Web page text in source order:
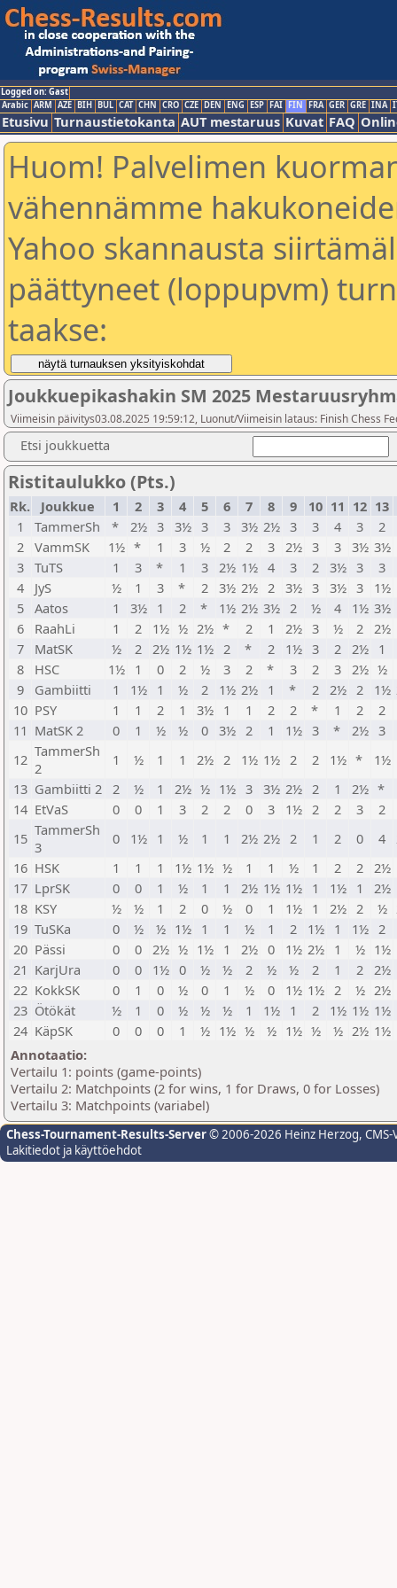
Logged on: Gast
Arabic ARM AZE BIH BUL CAT CHN CRO CZE DEN ENG ESP FAI FIN FRA GER GRE INA
Etusivu Turnaustietokanta AUT mestaruus Kuvat FAQ
Huom! Palvelimen
vähennämme
Yahoo skannausta
päättyneet (loppupvm)
taakse:
Joukkuepikashakin SM 2025
Viimeisin päivitys03.08.2025 19:59:12, Luonut/Viimeisin lataus: Finish Chess
Etsi joukkuetta
Ristitaulukko (Pts.)
Rk. Joukkue 1 2 3 4 5 6 7 8 9 10 11 12 13
1
TammerSh * 2½ 3 3½ 3 3 3½ 2½ 3 3 4 3
2
2 VammSK 1½ * 1 3 ½ 2 2 3 2½ 3 3 3½ 3½
3 TuTS 1 3 * 1 3 2½ 1½ 4 3 2 3½ 3
3
4
JyS ½ 1 3 * 2 3½ 2½ 2 3½ 3 3½ 3
1½
5 Aatos 1 3½ 1 2 * 1½ 2½ 3½ 2 ½ 4 1½ 3½
6
RaahLi 1 2 1½ ½ 2½ * 2 1 2½ 3 ½ 2 2½
7
MatSK ½ 2 2½ 1½ 1½ 2 * 2 1½ 3 2 2½ 1
8
HSC 1½ 1 0 2 ½ 3 2 * 3 2 3 2½ ½
9
Gambiitti 1 1½ 1 ½ 2 1½ 2½ 1 * 2 2½ 2 1½
10 PSY 1 1 2 1 3½ 1 1 2 2 * 1 2
2
11 MatSK 2 0 1 ½ ½ 0 3½ 2 1 1½ 3 * 2½ 3
12 TammerSh
2
1 ½ 1 1 2½ 2 1½ 1½ 2 2 1½ *
1½
13 Gambiitti 2 2 ½ 1 2½ ½ 1½ 3 3½ 2½ 2 1 2½ *
14 EtVaS 0 0 1 3 2 2 0 3 1½ 2 2 3 2
15 TammerSh
3
0 1½ 1 ½ 1 1 2½ 2½ 2 1 2 0 4
16 HSK 1 1 1 1½ 1½ ½ 1 1 ½ 1 2 2 2½
17 LprSK 0 0 1 ½ 1 1 2½ 1½ 1½ 1 1½ 1
2½
18 KSY ½ ½ 1 2 0 ½ 0 1 1½ 1 2½ 2 ½
19 TuSKa 0 ½ ½ 1½ 1 1 ½ 1 2 1½ 1 1½ 2
20 Pässi 0 0 2½ ½ 1½ 1 2½ 0 1½ 2½ 1 ½ 1½
21 KarjUra 0 0 1½ 0 ½ ½ 2 ½ ½ 2 1 2 2½
22 KokkSK 0 1 0 ½ 0 1 ½ 0 1½ 1½ 2 ½ 2½
23 Ötökät ½ 1 0 ½ ½ ½ 1 1½ 1 2 1½ 1½ 1½
24 KäpSK 0 0 0 1 ½ 1½ ½ ½ 1½ ½ ½ 2½ 1½
Annotaatio:
Vertailu 1: points (game-points)
Vertailu 2: Matchpoints (2 for wins, 1 for Draws, 0 for Losses)
Vertailu 3: Matchpoints (variabel)
Chess-Tournament-Results-Server© 2006-2026 Heinz Herzog,
Lakitiedot ja käyttöehdot